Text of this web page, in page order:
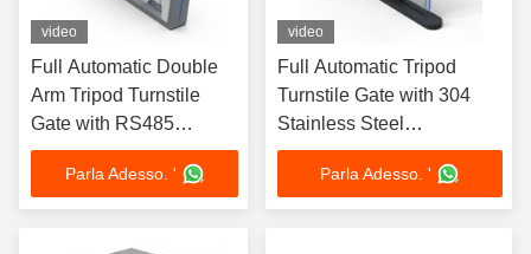
video
Full Automatic Double
Arm Tripod Turnstile
Gate with RS485
Communication AC
220V/110V and 30-45
Persons Per Minute
Parla Adesso. '
video
Full Automatic Tripod
Turnstile Gate with 304
Stainless Steel
Construction AC
220V/110V and 30-45
Persons Per Minute
Parla Adesso. '